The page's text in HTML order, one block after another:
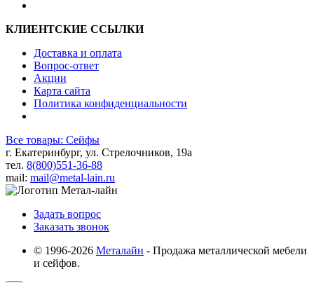
КЛИЕНТСКИЕ ССЫЛКИ
Доставка и оплата
Вопрос-ответ
Акции
Карта сайта
Политика конфиденциальности
Все товары: Сейфы
г. Екатеринбург, ул. Стрелочников, 19а
тел. 8(800)551-36-88
mail: mail@metal-lain.ru
Задать вопрос
Заказать звонок
© 1996-2026 Металайн - Продажа металлической мебели
и сейфов.